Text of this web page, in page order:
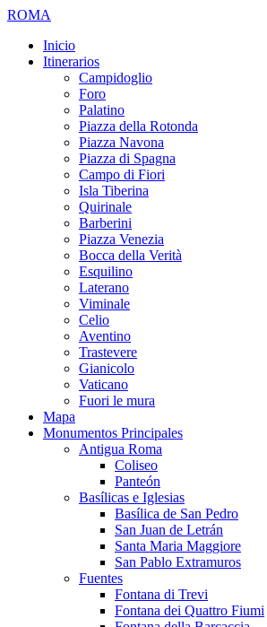
ROMA
Inicio
Itinerarios
Campidoglio
Foro
Palatino
Piazza della Rotonda
Piazza Navona
Piazza di Spagna
Campo di Fiori
Isla Tiberina
Quirinale
Barberini
Piazza Venezia
Bocca della Verità
Esquilino
Laterano
Viminale
Celio
Aventino
Trastevere
Gianicolo
Vaticano
Fuori le mura
Mapa
Monumentos Principales
Antigua Roma
Coliseo
Panteón
Basílicas e Iglesias
Basílica de San Pedro
San Juan de Letrán
Santa Maria Maggiore
San Pablo Extramuros
Fuentes
Fontana di Trevi
Fontana dei Quattro Fiumi